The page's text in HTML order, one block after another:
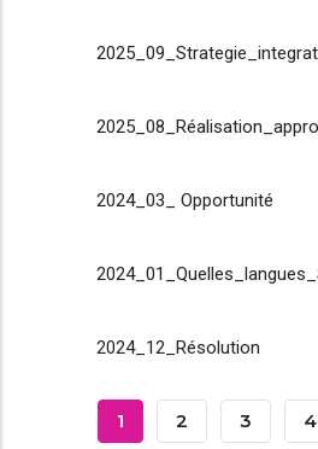
2024_03_ Opportunité
2024_12_Résolution
Pagination
Page
1 Page
2 Page
3 4